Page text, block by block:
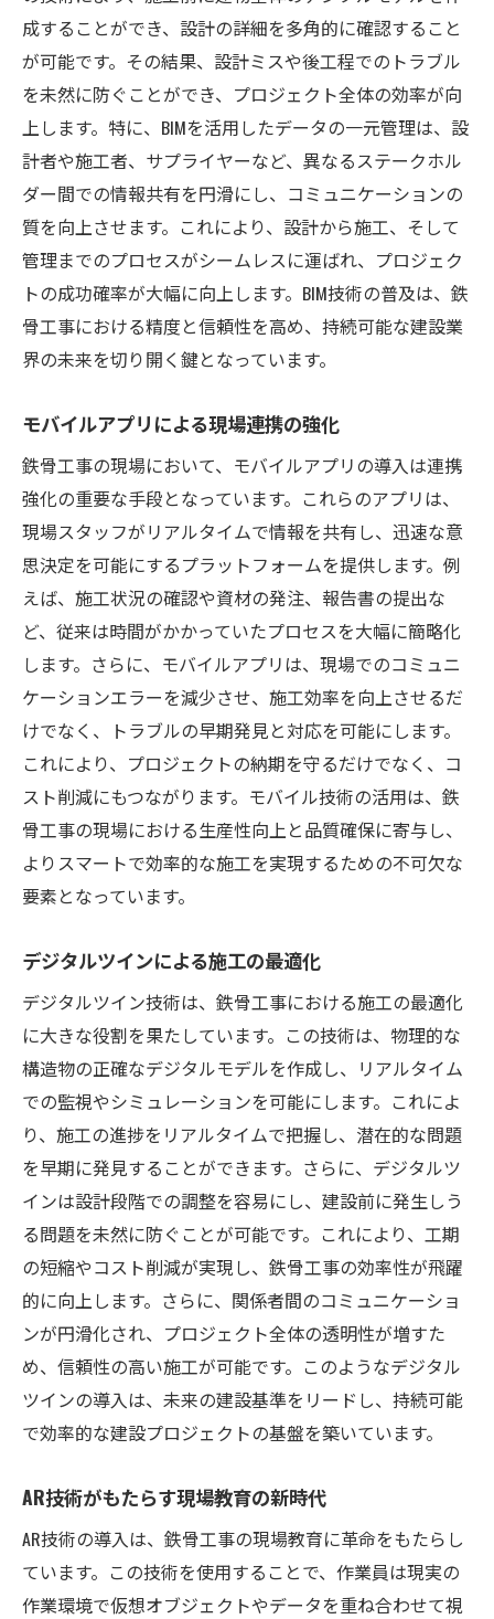
成することができ、設計の詳細を多角的に確認すること
が可能です。その結果、設計ミスや後工程でのトラブル
を未然に防ぐことができ、プロジェクト全体の効率が向
上します。特に、BIMを活用したデータの一元管理は、設
計者や施工者、サプライヤーなど、異なるステークホル
ダー間での情報共有を円滑にし、コミュニケーションの
質を向上させます。これにより、設計から施工、そして
管理までのプロセスがシームレスに運ばれ、プロジェク
トの成功確率が大幅に向上します。BIM技術の普及は、鉄
骨工事における精度と信頼性を高め、持続可能な建設業
界の未来を切り開く鍵となっています。
モバイルアプリによる現場連携の強化
鉄骨工事の現場において、モバイルアプリの導入は連携
強化の重要な手段となっています。これらのアプリは、
現場スタッフがリアルタイムで情報を共有し、迅速な意
思決定を可能にするプラットフォームを提供します。例
えば、施工状況の確認や資材の発注、報告書の提出な
ど、従来は時間がかかっていたプロセスを大幅に簡略化
します。さらに、モバイルアプリは、現場でのコミュニ
ケーションエラーを減少させ、施工効率を向上させるだ
けでなく、トラブルの早期発見と対応を可能にします。
これにより、プロジェクトの納期を守るだけでなく、コ
スト削減にもつながります。モバイル技術の活用は、鉄
骨工事の現場における生産性向上と品質確保に寄与し、
よりスマートで効率的な施工を実現するための不可欠な
要素となっています。
デジタルツインによる施工の最適化
デジタルツイン技術は、鉄骨工事における施工の最適化
に大きな役割を果たしています。この技術は、物理的な
構造物の正確なデジタルモデルを作成し、リアルタイム
での監視やシミュレーションを可能にします。これによ
り、施工の進捗をリアルタイムで把握し、潜在的な問題
を早期に発見することができます。さらに、デジタルツ
インは設計段階での調整を容易にし、建設前に発生しう
る問題を未然に防ぐことが可能です。これにより、工期
の短縮やコスト削減が実現し、鉄骨工事の効率性が飛躍
的に向上します。さらに、関係者間のコミュニケーショ
ンが円滑化され、プロジェクト全体の透明性が増すた
め、信頼性の高い施工が可能です。このようなデジタル
ツインの導入は、未来の建設基準をリードし、持続可能
で効率的な建設プロジェクトの基盤を築いています。
AR技術がもたらす現場教育の新時代
AR技術の導入は、鉄骨工事の現場教育に革命をもたらし
ています。この技術を使用することで、作業員は現実の
作業環境で仮想オブジェクトやデータを重ね合わせて視